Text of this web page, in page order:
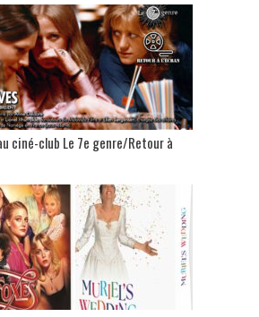
ciné-club Le 7e genre/Retour à